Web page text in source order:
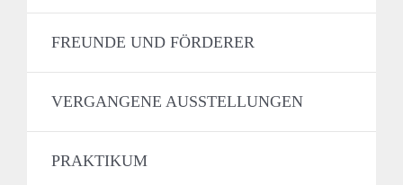
FREUNDE UND FÖRDERER
VERGANGENE AUSSTELLUNGEN
PRAKTIKUM